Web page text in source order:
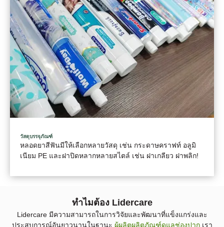
วัสดุบรรจุภัณฑ์
หลอดยาสีฟันมีให้เลือกหลายวัสดุ เช่น กระดาษคราฟท์ อลูมิ
เนียม PE และฝาปิดหลากหลายสไตล์ เช่น ฝาเกลียว ฝาพลิก!
ทําไมต้อง Lidercare
Lidercare มีความสามารถในการวิจัยและพัฒนาที่แข็งแกร่งและ
ประสบการณ์อันยาวนานในฐานะ ผู้ผลิตผลิตภัณฑ์ดูแลช่องปากเรา